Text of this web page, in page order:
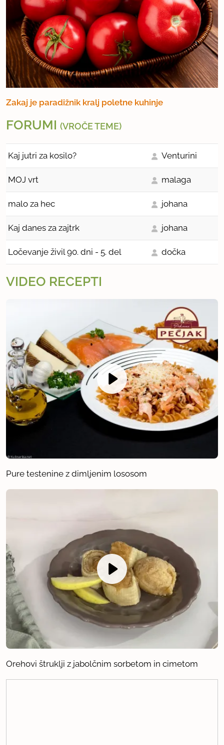
Zakaj je paradižnik kralj poletne kuhinje
FORUMI (VROČE TEME)
Kaj jutri za kosilo? Venturini
MOJ vrt malaga
malo za hec johana
Kaj danes za zajtrk johana
Ločevanje živil 90. dni - 5. del dočka
VIDEO RECEPTI
Pure testenine z dimljenim lososom
Orehovi štruklji z jabolčnim sorbetom in cimetom